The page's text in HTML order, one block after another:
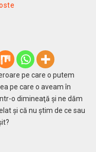
pe care o putem
pe care o aveam în
o dimineaţă şi ne dăm
şi că nu ştim de ce sau